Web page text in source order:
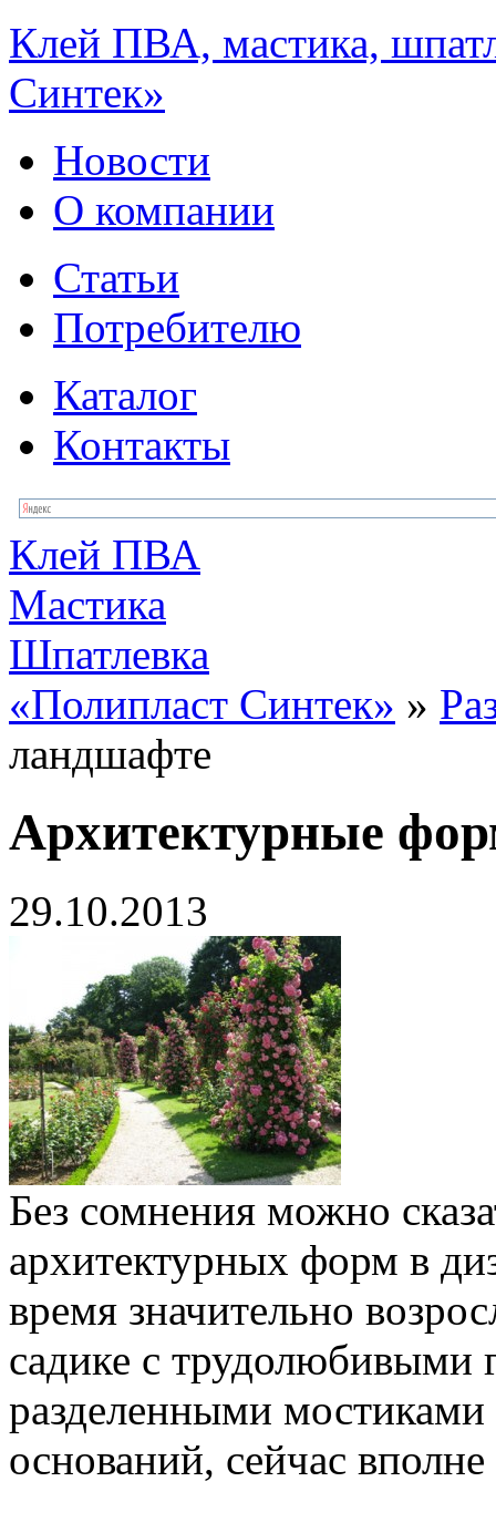
Клей ПВА, мастика,
Синтек»
Новости
О компании
Статьи
Потребителю
Каталог
Контакты
Клей ПВА
Мастика
Шпатлевка
«Полипласт Синтек» »
ландшафте
Архитектурные
29.10.2013
Без сомнения можно
архитектурных форм в
время значительно
садике с
разделенными
оснований, сейчас